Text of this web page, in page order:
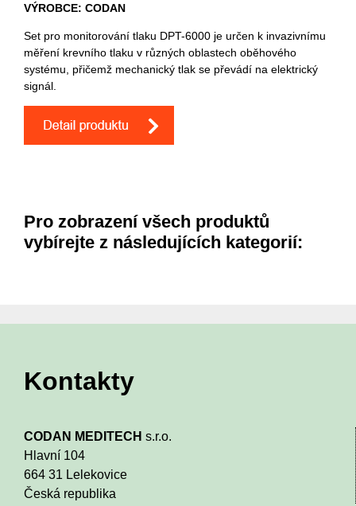
VÝROBCE: CODAN
Set pro monitorování tlaku DPT-6000 je určen k invazivnímu
měření krevního tlaku v různých oblastech oběhového
systému, přičemž mechanický tlak se převádí na elektrický
signál.
Pro zobrazení všech produktů
vybírejte z následujících kategorií:
Kontakty
CODAN MEDITECH s.r.o.
Hlavní 104
664 31 Lelekovice
Česká republika